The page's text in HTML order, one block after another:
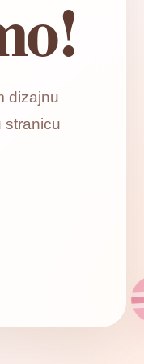
dizajnu
stranicu